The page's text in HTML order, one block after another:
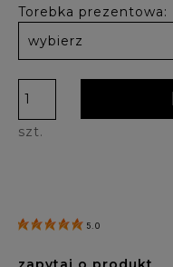
Torebka prezentowa:
szt.
5.0